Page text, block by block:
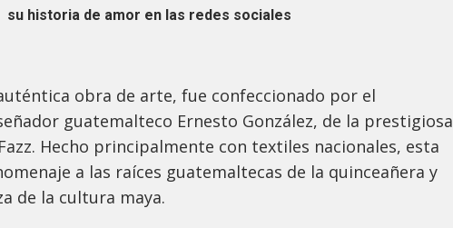
su historia de amor en las redes sociales
obra de arte, fue confeccionado por el
guatemalteco Ernesto González, de la prestigiosa
Hecho principalmente con textiles nacionales, esta
a las raíces guatemaltecas de la quinceañera y
de la cultura maya.